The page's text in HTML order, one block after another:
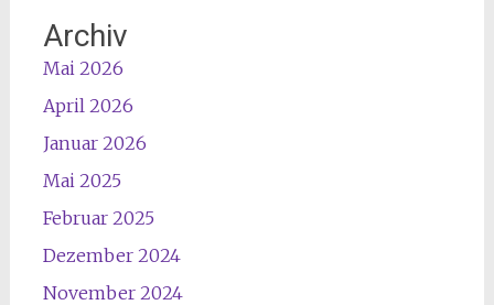
Archiv
Mai 2026
April 2026
Januar 2026
Mai 2025
Februar 2025
Dezember 2024
November 2024